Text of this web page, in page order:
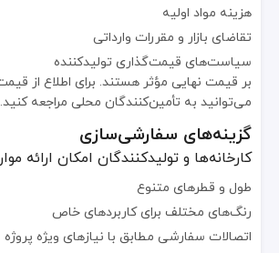
هزینه مواد اولیه
تقاضای بازار و مقررات وارداتی
سیاست‌های قیمت‌گذاری تولیدکننده
بر قیمت نهایی مؤثر هستند. برای اطلاع از
می‌توانید به تأمین‌کنندگان محلی مراجعه کنید.
گزینه‌های سفارشی‌سازی
کارخانه‌ها و تولیدکنندگان امکان ارائه
طول و قطرهای متنوع
رنگ‌های مختلف برای کاربردهای خاص
اتصالات سفارشی مطابق با نیازهای ویژه پروژه